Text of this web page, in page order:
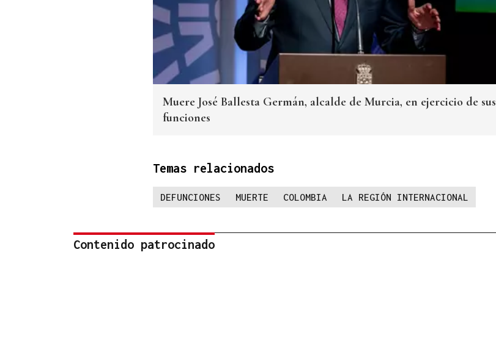
Muere José Ballesta Germán, alcalde de Murcia, en ejercicio de sus
funciones
Temas relacionados
DEFUNCIONES MUERTE COLOMBIA LA REGIÓN INTERNACIONAL
Contenido patrocinado